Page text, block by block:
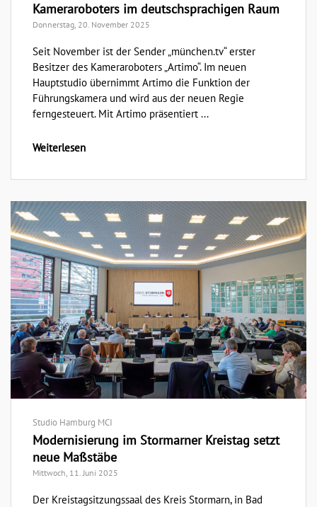
Kameraroboters im deutschsprachigen Raum
Donnerstag, 20. November 2025
Seit November ist der Sender „münchen.tv“ erster
Besitzer des Kameraroboters „Artimo“. Im neuen
Hauptstudio übernimmt Artimo die Funktion der
Führungskamera und wird aus der neuen Regie
ferngesteuert. Mit Artimo präsentiert ...
Weiterlesen
Studio Hamburg MCI
Modernisierung im Stormarner Kreistag setzt
neue Maßstäbe
Mittwoch, 11. Juni 2025
Der Kreistagsitzungssaal des Kreis Stormarn, in Bad